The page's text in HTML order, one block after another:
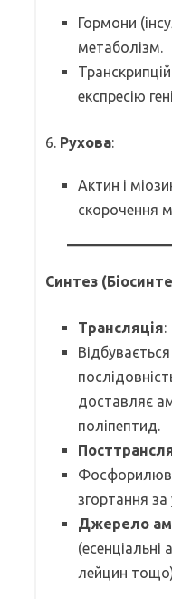
Гормони
метаболізм.
експресію
6. Рухова:
Актин і
скорочення
Синтез
Трансляція:
доставляє
поліпептид.
згортання
Джерело
(есенціальні
лейцин тощо)